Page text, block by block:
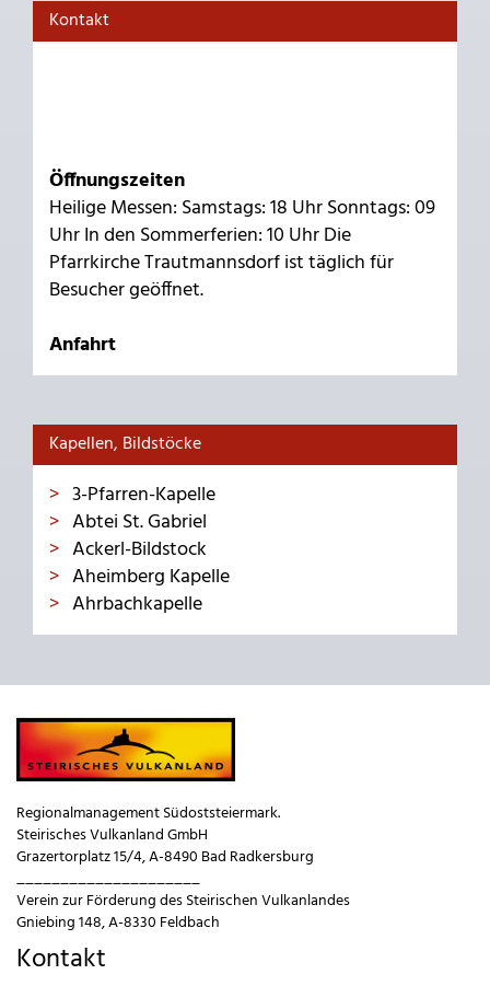
Kontakt
Öffnungszeiten
Heilige Messen: Samstags: 18 Uhr Sonntags: 09
Uhr In den Sommerferien: 10 Uhr Die
Pfarrkirche Trautmannsdorf ist täglich für
Besucher geöffnet.
Anfahrt
Kapellen, Bildstöcke
3-Pfarren-Kapelle
Abtei St. Gabriel
Ackerl-Bildstock
Aheimberg Kapelle
Ahrbachkapelle
Regionalmanagement Südoststeiermark.
Steirisches Vulkanland GmbH
Grazertorplatz 15/4, A-8490 Bad Radkersburg
_____________________
Verein zur Förderung des Steirischen Vulkanlandes
Gniebing 148, A-8330 Feldbach
Kontakt